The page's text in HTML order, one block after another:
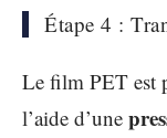
Étape 4 :
Le film PET est
l’aide d’une